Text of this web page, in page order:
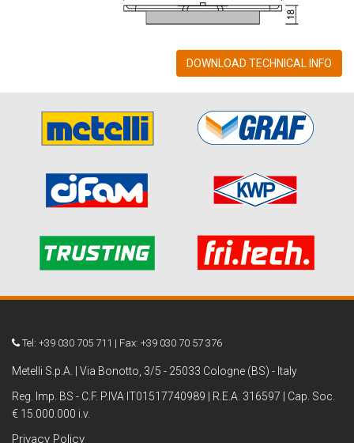
DOWNLOAD TECHNICAL INFO
Tel: +39 030 705 711 | Fax: +39 030 70 57 376
Metelli S.p.A. | Via Bonotto, 3/5 - 25033 Cologne (BS) - Italy
Reg. Imp. BS - C.F. P.IVA IT01517740989 | R.E.A. 316597 | Cap. Soc.
€ 15.000.000 i.v.
Privacy Policy